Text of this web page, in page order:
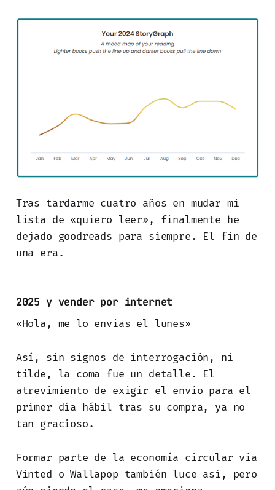
Tras tardarme cuatro años en mudar mi
lista de «quiero leer», finalmente he
dejado goodreads para siempre. El fin de
una era.
2025 y vender por internet
«Hola, me lo envias el lunes»
Así, sin signos de interrogación, ni
tilde, la coma fue un detalle. El
atrevimiento de exigir el envío para el
primer día hábil tras su compra, ya no
tan gracioso.
Formar parte de la economía circular vía
Vinted o Wallapop también luce así, pero